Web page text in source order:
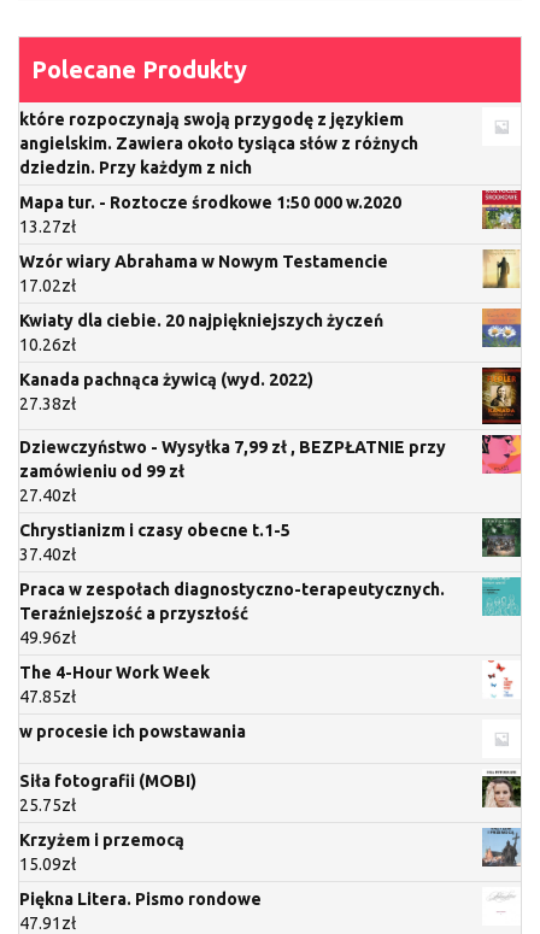
Polecane Produkty
które rozpoczynają swoją przygodę z językiem
angielskim. Zawiera około tysiąca słów z różnych
dziedzin. Przy każdym z nich
Mapa tur. - Roztocze środkowe 1:50 000 w.2020
13.27zł
Wzór wiary Abrahama w Nowym Testamencie
17.02zł
Kwiaty dla ciebie. 20 najpiękniejszych życzeń
10.26zł
Kanada pachnąca żywicą (wyd. 2022)
27.38zł
Dziewczyństwo - Wysyłka 7,99 zł , BEZPŁATNIE przy
zamówieniu od 99 zł
27.40zł
Chrystianizm i czasy obecne t.1-5
37.40zł
Praca w zespołach diagnostyczno-terapeutycznych.
Teraźniejszość a przyszłość
49.96zł
The 4-Hour Work Week
47.85zł
w procesie ich powstawania
Siła fotografii (MOBI)
25.75zł
Krzyżem i przemocą
15.09zł
Piękna Litera. Pismo rondowe
47.91 zł